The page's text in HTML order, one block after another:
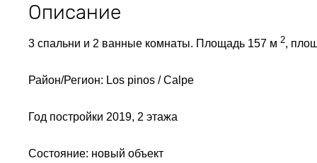
Описание
3 спальни и 2 ванные комнаты. Площадь 157 м 2,
Район/Регион: Los pinos / Calpe
Год постройки 2019, 2 этажа
Состояние: новый объект